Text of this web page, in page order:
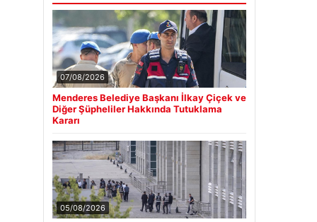
07/08/2026
Menderes Belediye Başkanı İlkay Çiçek ve
Diğer Şüpheliler Hakkında Tutuklama
Kararı
05/08/2026